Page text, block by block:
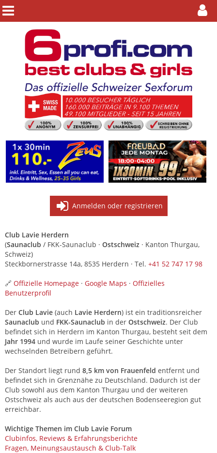
Anmelden oder registrieren
Club Lavie Herdern
(Saunaclub / FKK-Saunaclub · Ostschweiz · Kanton Thurgau,
Schweiz)
Steckbornerstrasse 14a, 8535 Herdern · Tel. +41 52 747 17 98
🔗 Offizielle Homepage · Google Maps · Offizielles
Benutzerprofil
Der Club Lavie (auch Lavie Herdern) ist ein traditionsreicher
Saunaclub und FKK-Saunaclub in der Ostschweiz. Der Club
befindet sich in Herdern im Kanton Thurgau, besteht seit dem
Jahr 1994 und wurde im Laufe seiner Geschichte unter
wechselnden Betreibern geführt.
Der Standort liegt rund 8,5 km von Frauenfeld entfernt und
befindet sich in Grenznähe zu Deutschland. Dadurch ist der
Club sowohl aus dem Kanton Thurgau und der weiteren
Ostschweiz als auch aus der deutschen Bodenseeregion gut
erreichbar.
Wichtige Themen im Club Lavie Forum
Clubinfos, Reviews & Erfahrungsberichte
Fragen, Meinungsaustausch & Club-Talk